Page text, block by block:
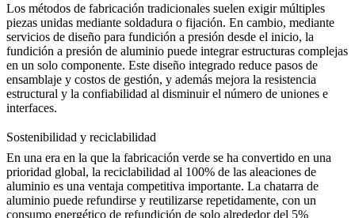
Los métodos de fabricación tradicionales suelen exigir múltiples
piezas unidas mediante soldadura o fijación. En cambio, mediante
servicios de diseño para fundición a presión desde el inicio, la
fundición a presión de aluminio puede integrar estructuras complejas
en un solo componente. Este diseño integrado reduce pasos de
ensamblaje y costos de gestión, y además mejora la resistencia
estructural y la confiabilidad al disminuir el número de uniones e
interfaces.
Sostenibilidad y reciclabilidad
En una era en la que la fabricación verde se ha convertido en una
prioridad global, la reciclabilidad al 100% de las aleaciones de
aluminio es una ventaja competitiva importante. La chatarra de
aluminio puede refundirse y reutilizarse repetidamente, con un
consumo energético de refundición de solo alrededor del 5%